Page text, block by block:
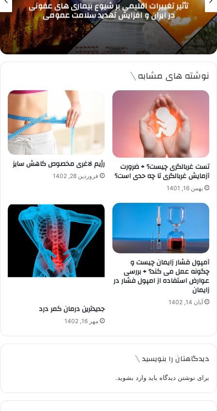
جدیدترین واکسن ها و مقایسه اثربخشی برای
پیشگیری موثر
نوشته های مشابه
تست غربالگری چیست؟ + ضرورت
آزمایش غربالگری تا چه حدی است؟
بهمن 16, 1401
رژیم لاغری مخصوص کاهش سایز
فروردین 28, 1402
آمپول فشار زایمان چیست و
چگونه عمل می کند؟ + بررسی
عوارض استفاده از امپول فشار در
زایمان
آبان 14, 1402
جدیدترین درمان کمر درد
مهر 16, 1402
دیدگاهتان را بنویسید
برای نوشتن دیدگاه باید وارد بشوید.